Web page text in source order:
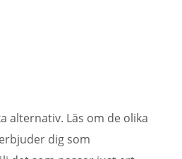
alternativ. Läs om de olika
dig som